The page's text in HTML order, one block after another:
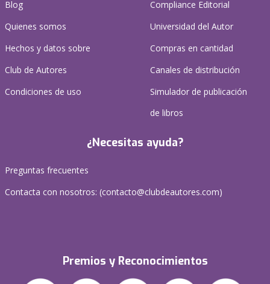
Blog
Quienes somos
Hechos y datos sobre
Club de Autores
Condiciones de uso
Compliance Editorial
Universidad del Autor
Compras en cantidad
Canales de distribución
Simulador de publicación
de libros
¿Necesitas ayuda?
Preguntas frecuentes
Contacta con nosotros: (contacto@clubdeautores.com)
Premios y Reconocimientos